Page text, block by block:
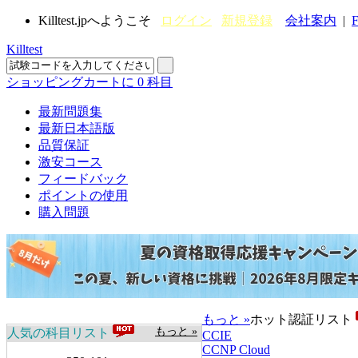
Killtest.jpへようこそ ログイン 新規登録 会社案内 |
Killtest
ショッピングカートに 0 科目
最新問題集
最新日本語版
品質保証
激安コース
フィードバック
ポイントの使用
購入問題
もっと »
人気の科目リスト
もっと »ホット認証リスト
CCIE
CCNP Cloud